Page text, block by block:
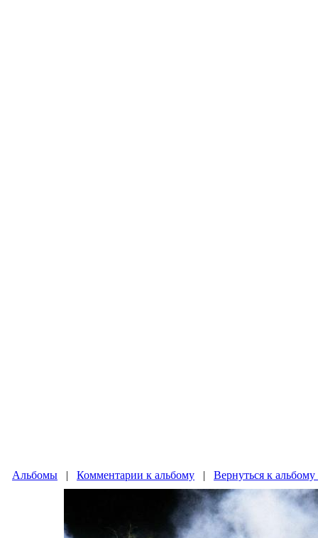
Альбомы | Комментарии к альбому | Вернуться к